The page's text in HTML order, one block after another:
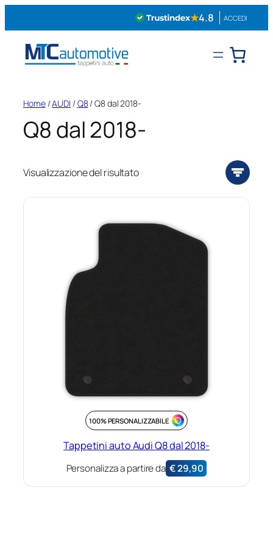
★4.8 ACCEDI
Home/AUDI /Q8/ Q8 dal 2018-
Q8 dal 2018-
Visualizzazione del risultato
100% PERSONALIZZABILE
Tappetini auto Audi Q8 dal 2018-
Personalizza a partire da €29,90